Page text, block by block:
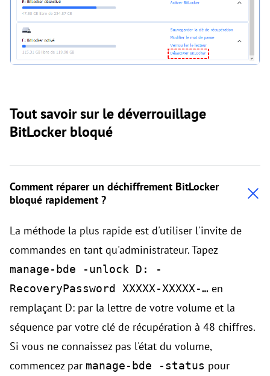
Tout savoir sur le déverrouillage
BitLocker bloqué
Comment réparer un déchiffrement BitLocker
bloqué rapidement ?
La méthode la plus rapide est d'utiliser l'invite de
commandes en tant qu'administrateur. Tapez
manage-bde -unlock D: -
RecoveryPassword XXXXX-XXXXX-… en
remplaçant D: par la lettre de votre volume et la
séquence par votre clé de récupération à 48 chiffres.
Si vous ne connaissez pas l'état du volume,
commencez par manage-bde -status pour